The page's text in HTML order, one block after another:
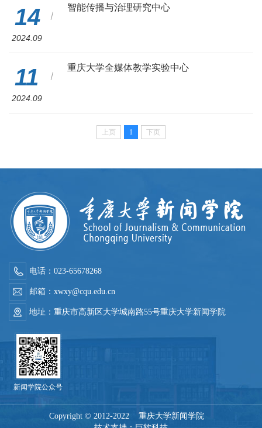
14
2024.09
智能传播与治理研究中心
11
2024.09
重庆大学全媒体教学实验中心
上页 1 下页
电话：023-65678268
邮箱：xwxy@cqu.edu.cn
地址：重庆市高新区大学城南路55号重庆大学新闻学院
新闻学院公众号
Copyright © 2012-2022 重庆大学新闻学院